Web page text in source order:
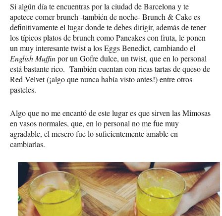
Si algún día te encuentras por la ciudad de Barcelona y te
apetece comer brunch -también de noche- Brunch & Cake es
definitivamente el lugar donde te debes dirigir, además de tener
los típicos platos de brunch como Pancakes con fruta, le ponen
un muy interesante twist a los Eggs Benedict, cambiando el
English Muffinpor un Gofre dulce, un twist, que en lo personal
está bastante rico. También cuentan con ricas tartas de queso de
Red Velvet (¡algo que nunca había visto antes!) entre otros
pasteles.
Algo que no me encantó de este lugar es que sirven las Mimosas
en vasos normales, que, en lo personal no me fue muy
agradable, el mesero fue lo suficientemente amable en
cambiarlas.